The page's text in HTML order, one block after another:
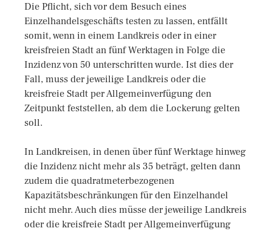
Die Pflicht, sich vor dem Besuch eines
Einzelhandelsgeschäfts testen zu lassen, entfällt
somit, wenn in einem Landkreis oder in einer
kreisfreien Stadt an fünf Werktagen in Folge die
Inzidenz von 50 unterschritten wurde. Ist dies der
Fall, muss der jeweilige Landkreis oder die
kreisfreie Stadt per Allgemeinverfügung den
Zeitpunkt feststellen, ab dem die Lockerung gelten
soll.
In Landkreisen, in denen über fünf Werktage hinweg
die Inzidenz nicht mehr als 35 beträgt, gelten dann
zudem die quadratmeterbezogenen
Kapazitätsbeschränkungen für den Einzelhandel
nicht mehr. Auch dies müsse der jeweilige Landkreis
oder die kreisfreie Stadt per Allgemeinverfügung